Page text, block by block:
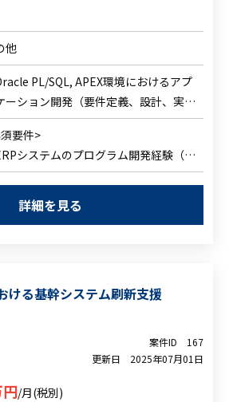
ポート作成
業務ほぼ英語で対応することを想
他
PL/SQL, APEX環境におけるアプ
ーション開発（要件定義、設計、実
テスト、保守）
発チーム内でのコードレビュー、バグ
、保守対応
フォーマンスや可読性を意識した実装
続的な品質向上に関する業務
経験を積みながら、将来的には設計
要件>
システムのプログラム開発経験（※
年数：2年以上のイメージ）
るプログラム開発経験
詳細を見る
ける基幹システム刷新支援
案件ID
167
更新日
2025年07月01日
/月(税別)